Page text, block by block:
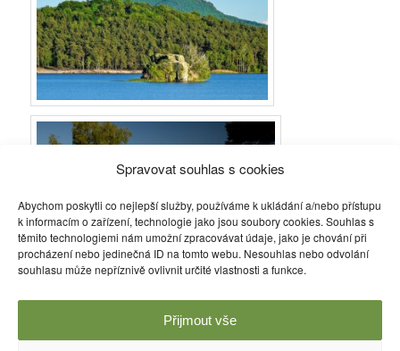
Spravovat souhlas s cookies
Abychom poskytli co nejlepší služby, používáme k ukládání a/nebo přístupu
k informacím o zařízení, technologie jako jsou soubory cookies. Souhlas s
těmito technologiemi nám umožní zpracovávat údaje, jako je chování při
procházení nebo jedinečná ID na tomto webu. Nesouhlas nebo odvolání
souhlasu může nepříznivě ovlivnit určité vlastnosti a funkce.
Přijmout vše